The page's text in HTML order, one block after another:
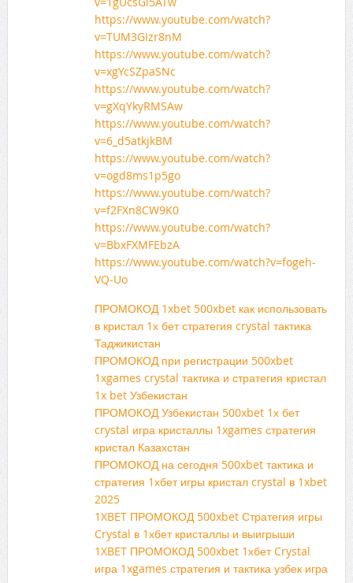
https://www.youtube.com/watch?
v=TUM3GIzr8nM
https://www.youtube.com/watch?
v=xgYcSZpaSNc
https://www.youtube.com/watch?
v=gXqYkyRMSAw
https://www.youtube.com/watch?
v=6_d5atkjkBM
https://www.youtube.com/watch?
v=ogd8ms1p5go
https://www.youtube.com/watch?
v=f2FXn8CW9K0
https://www.youtube.com/watch?
v=BbxFXMFEbzA
https://www.youtube.com/watch?v=fogeh-
VQ-Uo
ПРОМОКОД 1xbet 500xbet как использовать
в кристал 1х бет стратегия crystal тактика
Таджикистан
ПРОМОКОД при регистрации 500xbet
1xgames crystal тактика и стратегия кристал
1x bet Узбекистан
ПРОМОКОД Узбекистан 500xbet 1х бет
crystal игра кристаллы 1xgames стратегия
кристал Казахстан
ПРОМОКОД на сегодня 500xbet тактика и
стратегия 1хбет игры кристал crystal в 1xbet
2025
1XBET ПРОМОКОД 500xbet Стратегия игры
Crystal в 1хбет кристаллы и выигрыши
1XBET ПРОМОКОД 500xbet 1хбет Crystal
игра 1xgames стратегия и тактика узбек игра